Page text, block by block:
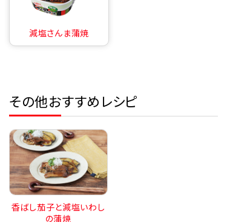
減塩さんま蒲焼
その他おすすめレシピ
香ばし茄子と減塩いわし
の蒲焼